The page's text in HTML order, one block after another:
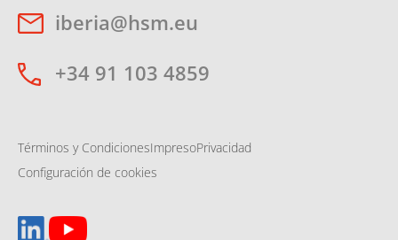
iberia@hsm.eu
+34 91 103 4859
Términos y CondicionesImpresoPrivacidad
Configuración de cookies